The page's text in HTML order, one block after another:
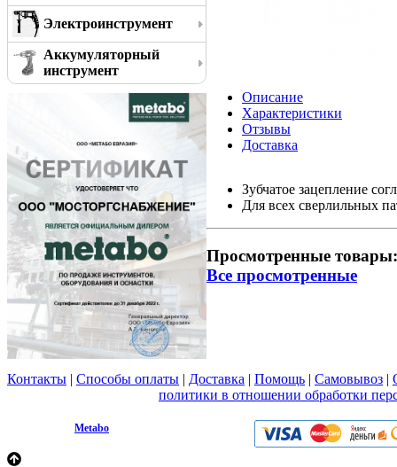
Электроинструмент
Аккумуляторный
инструмент
Описание
Характеристики
Отзывы
Доставка
Зубчатое зацепление
Для всех сверлильных
Просмотренные товары:
Все просмотренные
Контакты | Способы оплаты | Доставка | Помощь | Самовывоз |
политики в отношении обработки
Metabo